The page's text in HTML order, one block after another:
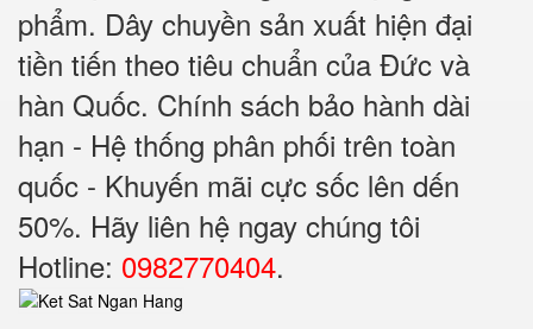
phẩm. Dây chuyền sản xuất hiện đại
tiền tiến theo tiêu chuẩn của Đức và
hàn Quốc. Chính sách bảo hành dài
hạn - Hệ thống phân phối trên toàn
quốc - Khuyến mãi cực sốc lên dến
50%. Hãy liên hệ ngay chúng tôi
Hotline: 0982770404.